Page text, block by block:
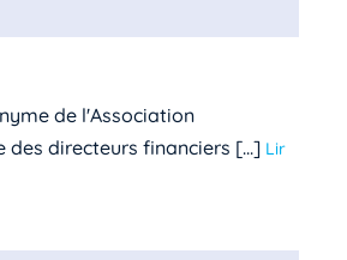
de l'Association
des directeurs financiers [...] Lir